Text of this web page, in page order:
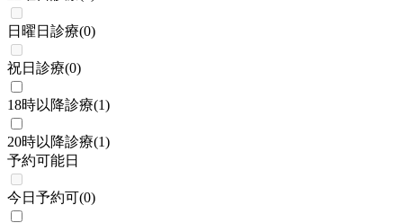
日曜日診療(0)
祝日診療(0)
18時以降診療(1)
20時以降診療(1)
予約可能日
今日予約可(0)